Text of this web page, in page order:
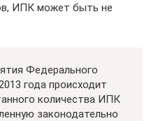
ИПК может быть не
Федерального
года происходит
количества ИПК
законодательно